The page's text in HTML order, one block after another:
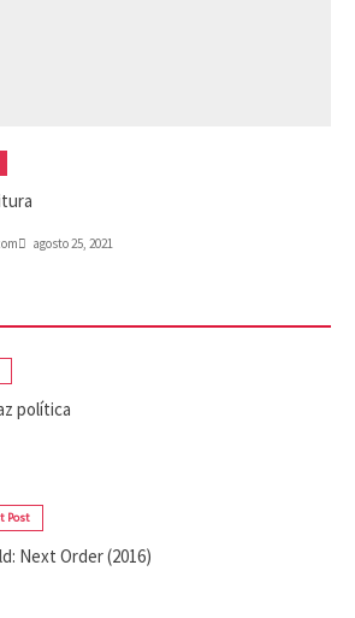
agosto 25, 2021
política
Post
Next Order (2016)